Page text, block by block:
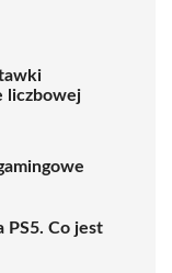
liczbowej
PS5. Co jest